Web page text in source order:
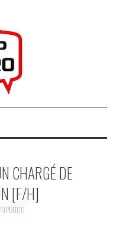
CHARGÉ DE
[F/H]